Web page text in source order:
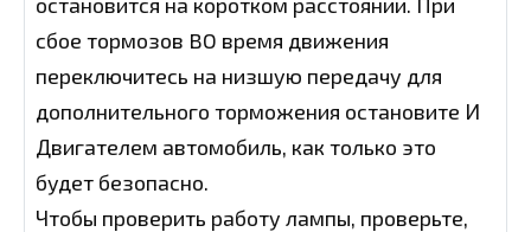
сбое тормозов BO время движения
переключитесь на низшую передачу для
дополнительного торможения остановите И
Двигателем автомобиль, как только это
будет безопасно.
Чтобы проверить работу лампы, проверьте,